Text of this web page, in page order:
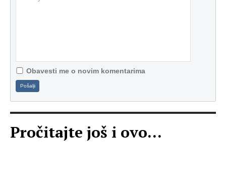
Obavesti me o novim komentarima
Pošalji
Pročitajte još i ovo...